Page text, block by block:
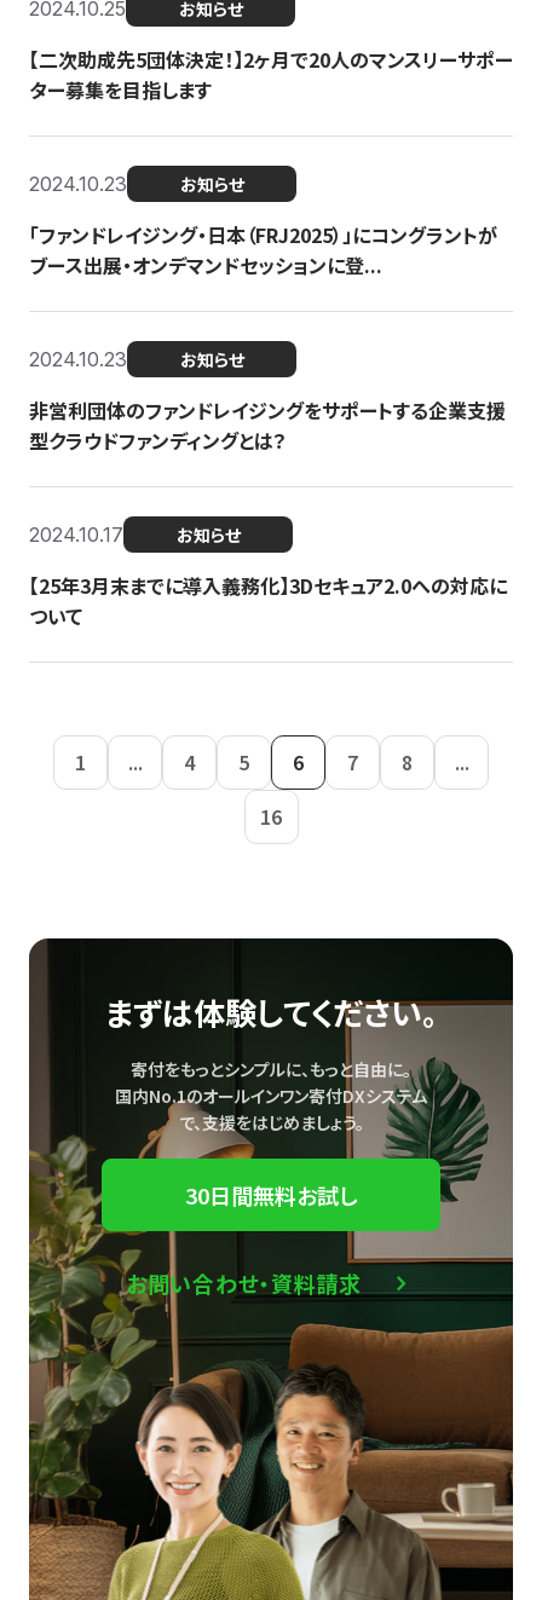
2024.10.25 お知らせ
【二次助成先5団体決定！】2ヶ月で20人のマンスリーサポー
ター募集を目指します
2024.10.23 お知らせ
「ファンドレイジング・日本（FRJ2025）」にコングラントが
ブース出展・オンデマンドセッションに登...
2024.10.23 お知らせ
非営利団体のファンドレイジングをサポートする企業支援
型クラウドファンディングとは？
2024.10.17 お知らせ
【25年3月末までに導入義務化】3Dセキュア2.0への対応に
ついて
1 ... 4 5 6 7 8
...
16
まずは体験してください。
寄付をもっとシンプルに、もっと自由に。
国内No.1のオールインワン寄付DXシステム
で、支援をはじめましょう。
30日間無料お試し
お問い合わせ・資料請求